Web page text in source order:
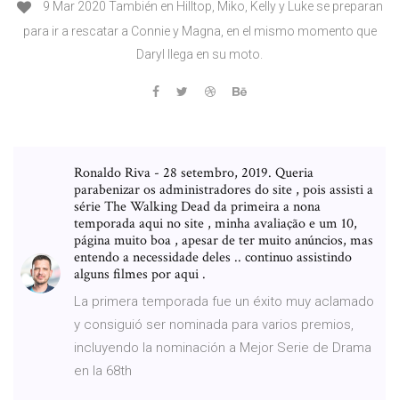
9 Mar 2020 También en Hilltop, Miko, Kelly y Luke se preparan
para ir a rescatar a Connie y Magna, en el mismo momento que
Daryl llega en su moto.
Ronaldo Riva - 28 setembro, 2019. Queria
parabenizar os administradores do site , pois assisti a
série The Walking Dead da primeira a nona
temporada aqui no site , minha avaliação e um 10,
página muito boa , apesar de ter muito anúncios, mas
entendo a necessidade deles .. continuo assistindo
alguns filmes por aqui .
La primera temporada fue un éxito muy aclamado
y consiguió ser nominada para varios premios,
incluyendo la nominación a Mejor Serie de Drama
en la 68th